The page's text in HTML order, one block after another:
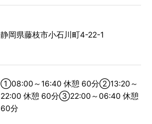
静岡県藤枝市小石川町4-22-1
①08:00～16:40 休憩 60分②13:20～
22:00 休憩 60分③22:00～06:40 休憩
60分